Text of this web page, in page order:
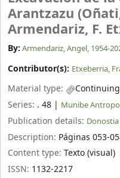
Arantzazu
Armendariz, F.
By: Armendariz, Angel, 1954-
Contributor(s): Etxeberria,
Material type:
Series: . 48 | Munibe
Publication details: Donostia
Description: Páginas 053-
Content type: Texto (visual)
ISSN: 1132-2217